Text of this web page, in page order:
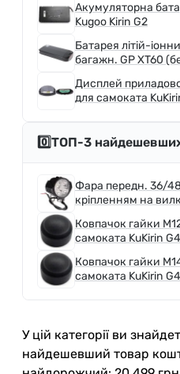
Акумуляторна
Kugoo Kirin G2
Батарея літій-
багажн. GP XT60
Дисплей
для самоката
0️⃣ТОП-3
Фара передн. 36/
кріпленням на
Ковпачок гайки
самоката KuKirin G4
Ковпачок гайки
самоката KuKirin G4
У цій категорії ви
найдешевший товар